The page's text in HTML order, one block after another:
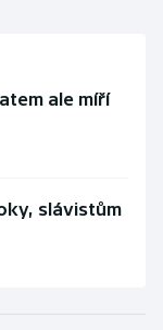
ale míří
slávistům